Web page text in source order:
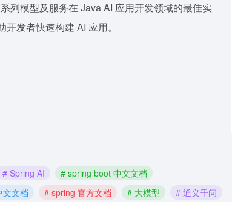
列模型及服务在 Java AI 应用开发领域的最佳实
发者快速构建 AI 应用。
# Spring AI
# spring boot 中文文档
文档 # spring 官方文档 # 大模型 # 通义千问